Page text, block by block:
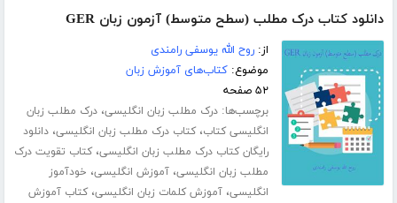
دانلود کتاب درک مطلب (سطح متوسط) آزمون زبان GER
از:روح الله یوسفی رامندی
موضوع:کتاب‌های آموزش زبان
۵۲ صفحه
برچسب‌ها:درک مطلب زبان انگلیسی،درک مطلب زبان
انگلیسی کتاب،کتاب درک مطلب زبان انگلیسی،دانلود
رایگان کتاب درک مطلب زبان انگلیسی،کتاب تقویت درک
مطلب زبان انگلیسی،آموزش انگلیسی، خودآموز
انگلیسی،آموزش کلمات زبان انگلیسی،کتاب آموزش